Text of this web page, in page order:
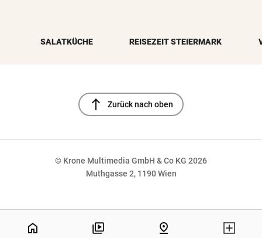
SALATKÜCHE REISEZEIT STEIERMARK
north Zurück nach oben
© Krone Multimedia GmbH & Co KG 2026
Muthgasse 2, 1190 Wien
home pin_drop
NaN%